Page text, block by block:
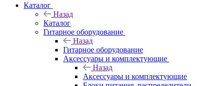
Каталог
Назад
Каталог
Гитарное оборудование
Назад
Гитарное оборудование
Аксессуары и комплектующие
Назад
Аксессуары и комплектующие